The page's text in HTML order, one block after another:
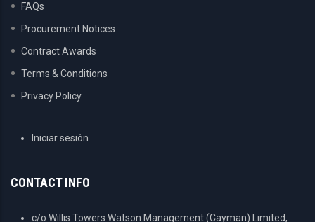
FAQs
Procurement Notices
Contract Awards
Terms & Conditions
Privacy Policy
USERIniciar sesión
CONTACT INFO
c/o Willis Towers Watson Management (Cayman) Limited,